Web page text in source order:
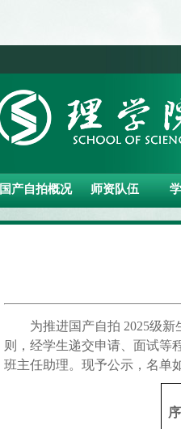
国产自拍概况 师资队伍
为推进国产自拍 2025级
则，经学生递交申请、面试等
班主任助理。现予公示，名单